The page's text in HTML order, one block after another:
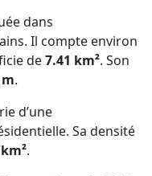
dans
Il compte environ
de7.41 km². Son
.
d’une
Sa densité
.